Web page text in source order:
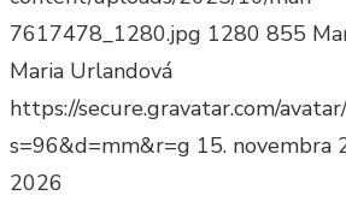
7617478_1280.jpg 1280 855
Maria Urlandová
https://secure.gravatar.com/
s=96&d=mm&r=g 15. novembra
2026